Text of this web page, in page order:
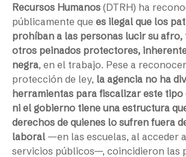
Recursos Humanos (DTRH) ha
públicamente que es ilegal que los
prohíban a las personas lucir su afro,
otros peinados protectores,
negra, en el trabajo. Pese a
protección de ley, la agencia no ha
herramientas para fiscalizar este tipo
ni el gobierno tiene una estructura
derechos de quienes lo sufren fuera
laboral —en las escuelas, al acceder
servicios públicos—, coincidieron las